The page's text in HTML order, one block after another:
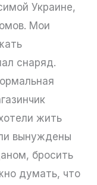
Украине,
Мои
снаряд.
жить
вынуждены
бросить
думать, что